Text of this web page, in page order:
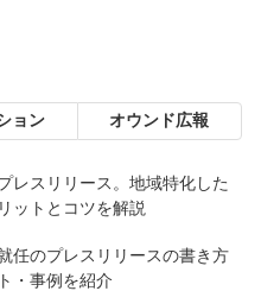
ョン オウンド広報
レスリリース。地域特化した
ットとコツを解説
任のプレスリリースの書き方
・事例を紹介